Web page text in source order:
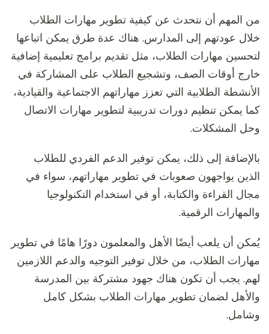
من المهم أن نتحدث عن كيفية تطوير مهارات الطلاب
خلال عودتهم إلى المدارس. هناك عدة طرق يمكن اتباعها
لتحسين مهارات الطلاب، مثل تقديم برامج تعليمية إضافية
خارج أوقات الصف، وتشجيع الطلاب على المشاركة في
الأنشطة الطلابية التي تعزز مهاراتهم الاجتماعية والقيادية،
كما يمكن تنظيم دورات تدريبية لتطوير مهارات الاتصال
وحل المشكلات.
بالإضافة إلى ذلك، يمكن توفير الدعم الفردي للطلاب
الذين يواجهون صعوبات في تطوير مهاراتهم، سواء في
مجال القراءة والكتابة، أو في استخدام التكنولوجيا
والمهارات الرقمية.
يُمكن أن يلعب أيضًا الأهل والمعلمون دورًا هامًا في تطوير
مهارات الطلاب، من خلال توفير التوجيه والدعم اللازمين
لهم. يجب أن تكون هناك جهود مشتركة بين المدرسة
والأهل لضمان تطوير مهارات الطلاب بشكل كامل
وشامل.